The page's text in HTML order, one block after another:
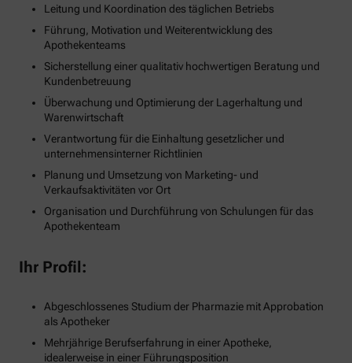
Leitung und Koordination des täglichen Betriebs
Führung, Motivation und Weiterentwicklung des
Apothekenteams
Sicherstellung einer qualitativ hochwertigen Beratung und
Kundenbetreuung
Überwachung und Optimierung der Lagerhaltung und
Warenwirtschaft
Verantwortung für die Einhaltung gesetzlicher und
unternehmensinterner Richtlinien
Planung und Umsetzung von Marketing- und
Verkaufsaktivitäten vor Ort
Organisation und Durchführung von Schulungen für das
Apothekenteam
Ihr Profil:
Abgeschlossenes Studium der Pharmazie mit Approbation
als Apotheker
Mehrjährige Berufserfahrung in einer Apotheke,
idealerweise in einer Führungsposition